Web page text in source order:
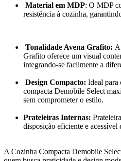
Material em MDP: O MDP
resistência à cozinha,
Tonalidade Avena Grafito: A
Grafito oferece um visual
integrando-se facilmente a
Design Compacto: Ideal para
compacta Demobile Select
sem comprometer o estilo.
Prateleiras Internas:
disposição eficiente e acessível
A Cozinha Compacta Demobile